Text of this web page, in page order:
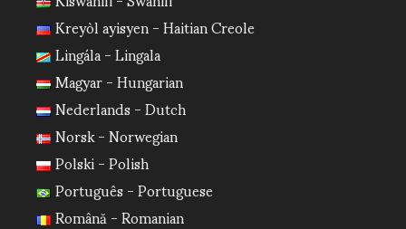
Kreyòl ayisyen - Haitian Creole
Lingála - Lingala
Magyar - Hungarian
Nederlands - Dutch
Norsk - Norwegian
Polski - Polish
Português - Portuguese
Română - Romanian